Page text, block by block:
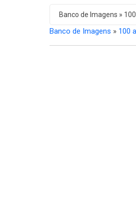
Banco de Imagens »
Banco de Imagens » 100